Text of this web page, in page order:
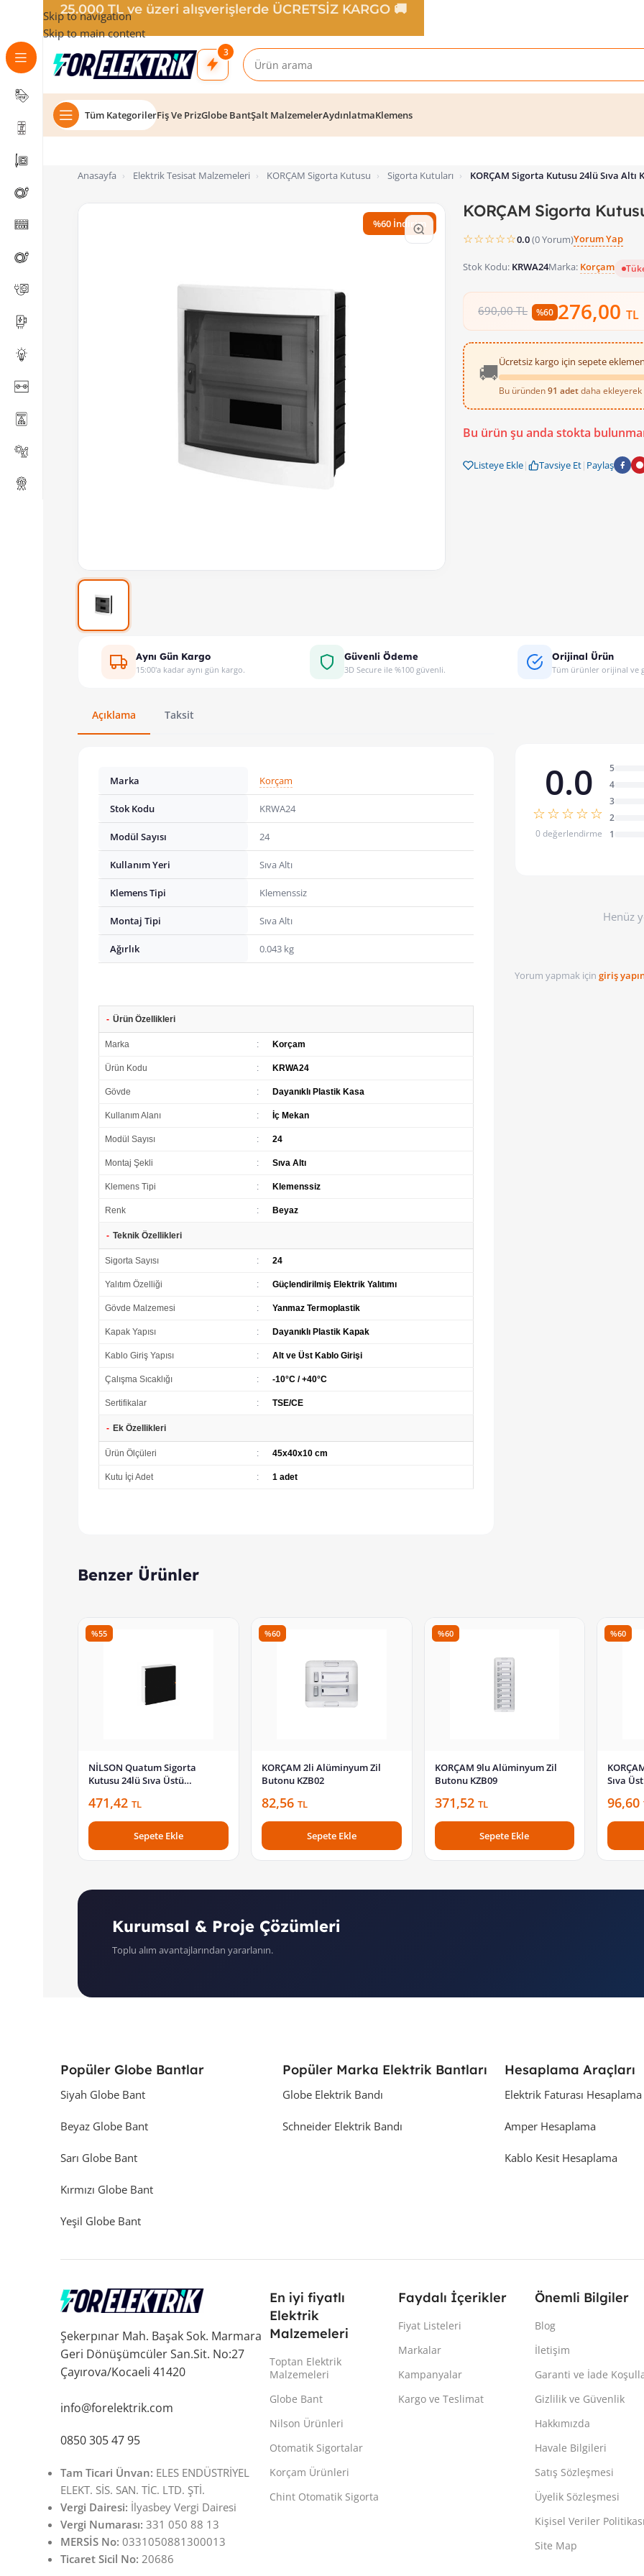
Skip to navigation
Skip to main content
3
Tüm KategorilerFiş Ve PrizGlobe BantŞalt MalzemelerAydınlatmaKlemens
Anasayfa › Elektrik Tesisat Malzemeleri › KORÇAM Sigorta Kutusu › Sigorta Kutuları › KORÇAM Sigorta Kutusu 24lü Sıva Altı
%60 İndirim
KORÇAM Sigorta
☆☆☆☆☆0.0(0 Yorum)Yorum Yap
Stok Kodu: KRWA24Marka: Korçam
690,00 TL %60 276,00TL
🚚Ücretsiz kargo için sepete
Bu üründen 91 adetdaha ekleyerek
KORÇAM Sigorta Kutusu 24lü Sıva
Bu ürün şu anda stokta
Listeye Ekle| Tavsiye Et| Paylaş
Aynı Gün Kargo
15:00'a kadar aynı gün kargo.
Güvenli Ödeme
3D Secure ile %100 güvenli.
Orijinal Ürün
Tüm ürünler orijinal ve
Açıklama Taksit
Marka Korçam
Stok Kodu KRWA24
Modül Sayısı 24
Kullanım Yeri Sıva Altı
Klemens Tipi Klemenssiz
Montaj Tipi Sıva Altı
Ağırlık 0.043 kg
- Ürün Özellikleri
Marka : Korçam
Ürün Kodu : KRWA24
Gövde : Dayanıklı Plastik Kasa
Kullanım Alanı : İç Mekan
Modül Sayısı : 24
Montaj Şekli : Sıva Altı
Klemens Tipi : Klemenssiz
Renk : Beyaz
- Teknik Özellikleri
Sigorta Sayısı : 24
Yalıtım Özelliği : Güçlendirilmiş Elektrik Yalıtımı
Gövde Malzemesi : Yanmaz Termoplastik
Kapak Yapısı : Dayanıklı Plastik Kapak
Kablo Giriş Yapısı : Alt ve Üst Kablo Girişi
Çalışma Sıcaklığı : -10°C / +40°C
Sertifikalar : TSE/CE
- Ek Özellikleri
Ürün Ölçüleri : 45x40x10 cm
Kutu İçi Adet : 1 adet
0.0
☆☆☆☆☆
0 değerlendirme
5
4
3
2
1
Henüz
Yorum yapmak için giriş
Benzer Ürünler
%55
NİLSON Quatum Sigorta
Kutusu 24lü Sıva Üstü
471,42 TL
Sepete Ekle
%60
KORÇAM 2li Alüminyum Zil
Butonu KZB02
82,56 TL
Sepete Ekle
%60
KORÇAM 9lu Alüminyum Zil
Butonu KZB09
371,52 TL
Sepete Ekle
%60
Sıva
96,60
Kurumsal & Proje Çözümleri
Toplu alım avantajlarından yararlanın.
Popüler Globe Bantlar
Siyah Globe Bant
Beyaz Globe Bant
Sarı Globe Bant
Kırmızı Globe Bant
Yeşil Globe Bant
Popüler Marka Elektrik Bantları
Globe Elektrik Bandı
Schneider Elektrik Bandı
Hesaplama Araçları
Elektrik Faturası Hesaplama
Amper Hesaplama
Kablo Kesit Hesaplama
Şekerpınar Mah. Başak Sok. Marmara
Geri Dönüşümcüler San.Sit. No:27
Çayırova/Kocaeli 41420
info@forelektrik.com
0850 305 47 95
Tam Ticari Ünvan: ELES ENDÜSTRİYEL
ELEKT. SİS. SAN. TİC. LTD. ŞTİ.
Vergi Dairesi: İlyasbey Vergi Dairesi
Vergi Numarası: 331 050 88 13
MERSİS No: 0331050881300013
Ticaret Sicil No: 20686
En iyi fiyatlı
Elektrik
Malzemeleri
Toptan Elektrik
Malzemeleri
Globe Bant
Nilson Ürünleri
Otomatik Sigortalar
Korçam Ürünleri
Chint Otomatik Sigorta
Faydalı İçerikler
Fiyat Listeleri
Markalar
Kampanyalar
Kargo ve Teslimat
Önemli Bilgiler
Blog
İletişim
Garanti ve İade
Gizlilik ve Güvenlik
Hakkımızda
Havale Bilgileri
Satış Sözleşmesi
Üyelik Sözleşmesi
Kişisel Veriler
Site Map
25.000 TL ve üzeri alışverişlerde ÜCRETSİZ KARGO 🚚